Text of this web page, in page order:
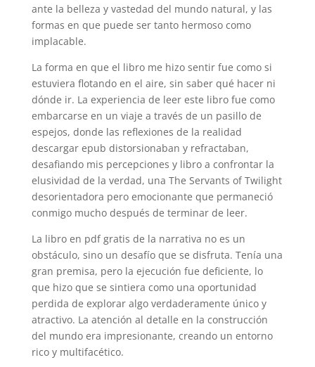
ante la belleza y vastedad del mundo natural, y las
formas en que puede ser tanto hermoso como
implacable.
La forma en que el libro me hizo sentir fue como si
estuviera flotando en el aire, sin saber qué hacer ni
dónde ir. La experiencia de leer este libro fue como
embarcarse en un viaje a través de un pasillo de
espejos, donde las reflexiones de la realidad
descargar epub distorsionaban y refractaban,
desafiando mis percepciones y libro a confrontar la
elusividad de la verdad, una The Servants of Twilight
desorientadora pero emocionante que permaneció
conmigo mucho después de terminar de leer.
La libro en pdf gratis de la narrativa no es un
obstáculo, sino un desafío que se disfruta. Tenía una
gran premisa, pero la ejecución fue deficiente, lo
que hizo que se sintiera como una oportunidad
perdida de explorar algo verdaderamente único y
atractivo. La atención al detalle en la construcción
del mundo era impresionante, creando un entorno
rico y multifacético.